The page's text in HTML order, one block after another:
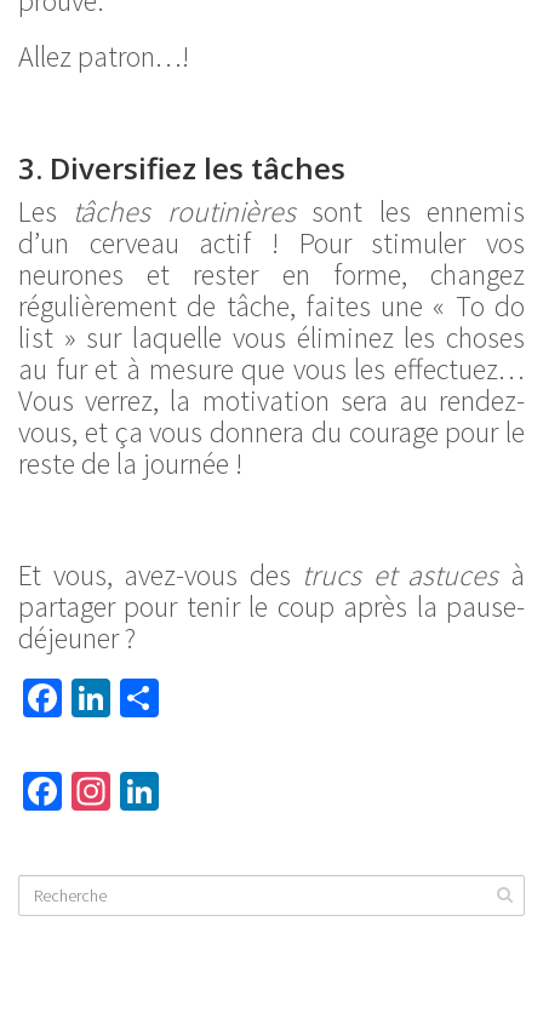
Allez patron…!
3. Diversifiez les tâches
Les tâches routinièressont les ennemis
d’un cerveau actif ! Pour stimuler vos
neurones et rester en forme, changez
régulièrement de tâche, faites une « To do
list » sur laquelle vous éliminez les choses
au fur et à mesure que vous les effectuez…
Vous verrez, la motivation sera au rendez-
vous, et ça vous donnera du courage pour le
reste de la journée !
Et vous, avez-vous des trucs et astucesà
partager pour tenir le coup après la pause-
déjeuner ?
Facebook
LinkedIn
Fa
b
o
In
ag
ra
ed
In